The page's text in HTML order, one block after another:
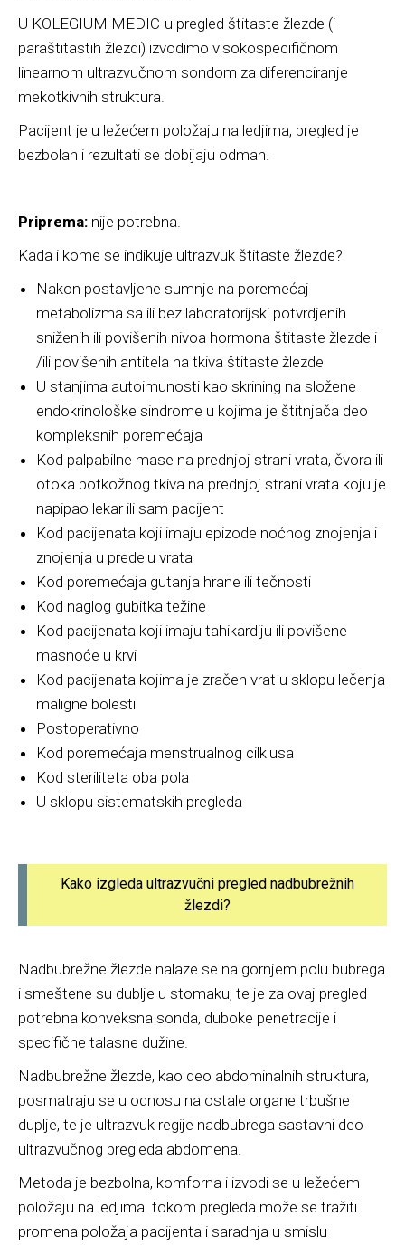
U KOLEGIUM MEDIC-u pregled štitaste žlezde (i
paraštitastih žlezdi) izvodimo visokospecifičnom
linearnom ultrazvučnom sondom za diferenciranje
mekotkivnih struktura.
Pacijent je u ležećem položaju na ledjima, pregled je
bezbolan i rezultati se dobijaju odmah.
Priprema: nije potrebna.
Kada i kome se indikuje ultrazvuk štitaste žlezde?
Nakon postavljene sumnje na poremećaj
metabolizma sa ili bez laboratorijski potvrdjenih
sniženih ili povišenih nivoa hormona štitaste žlezde i
/ili povišenih antitela na tkiva štitaste žlezde
U stanjima autoimunosti kao skrining na složene
endokrinološke sindrome u kojima je štitnjača deo
kompleksnih poremećaja
Kod palpabilne mase na prednjoj strani vrata, čvora ili
otoka potkožnog tkiva na prednjoj strani vrata koju je
napipao lekar ili sam pacijent
Kod pacijenata koji imaju epizode noćnog znojenja i
znojenja u predelu vrata
Kod poremećaja gutanja hrane ili tečnosti
Kod naglog gubitka težine
Kod pacijenata koji imaju tahikardiju ili povišene
masnoće u krvi
Kod pacijenata kojima je zračen vrat u sklopu lečenja
maligne bolesti
Postoperativno
Kod poremećaja menstrualnog cilklusa
Kod steriliteta oba pola
U sklopu sistematskih pregleda
Kako izgleda ultrazvučni pregled nadbubrežnih
žlezdi?
Nadbubrežne žlezde nalaze se na gornjem polu bubrega
i smeštene su dublje u stomaku, te je za ovaj pregled
potrebna konveksna sonda, duboke penetracije i
specifične talasne dužine.
Nadbubrežne žlezde, kao deo abdominalnih struktura,
posmatraju se u odnosu na ostale organe trbušne
duplje, te je ultrazvuk regije nadbubrega sastavni deo
ultrazvučnog pregleda abdomena.
Metoda je bezbolna, komforna i izvodi se u ležećem
položaju na ledjima. tokom pregleda može se tražiti
promena položaja pacijenta i saradnja u smislu